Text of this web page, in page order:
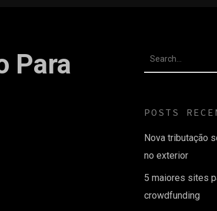
Para
POSTS
Nova tributação
no exterior
5 maiores sites
crowdfunding